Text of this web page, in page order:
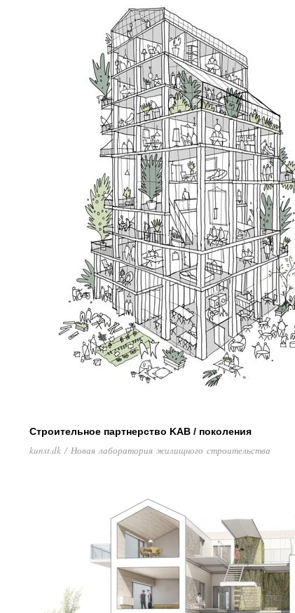
Строительное партнерство KAB / поколения
kunst.dk / Новая лаборатория жилищного строительства